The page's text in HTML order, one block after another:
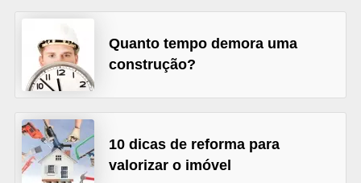
Quanto tempo demora uma
construção?
10 dicas de reforma para
valorizar o imóvel
o
n
t
r
u